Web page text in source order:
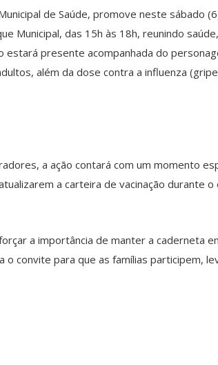
de Saúde, promove neste sábado
Municipal, das 15h às 18h, reunindo
estará presente acompanhada do
além da dose contra a influenza
a ação contará com um momento
a carteira de vacinação durante
a importância de manter a caderneta
o convite para que as famílias participem,